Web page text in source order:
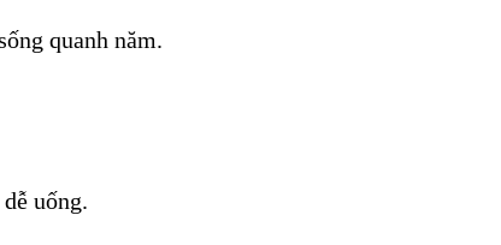
quanh năm.
uống.